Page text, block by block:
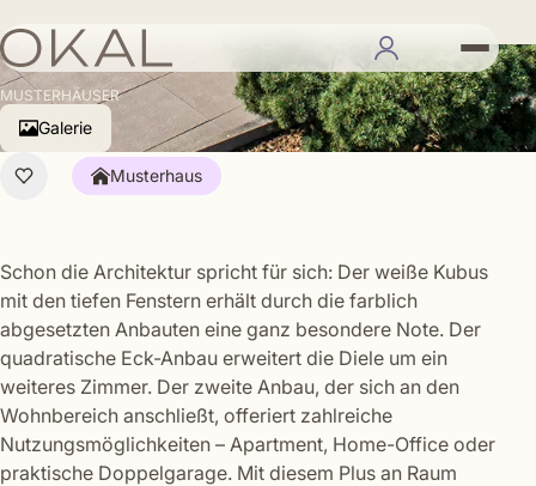
Musterhaus Leipzig
MUSTERHÄUSER
Galerie
Musterhaus
Schon die Architektur spricht für sich: Der weiße Kubus
mit den tiefen Fenstern erhält durch die farblich
abgesetzten Anbauten eine ganz besondere Note. Der
quadratische Eck-Anbau erweitert die Diele um ein
weiteres Zimmer. Der zweite Anbau, der sich an den
Wohnbereich anschließt, offeriert zahlreiche
Nutzungsmöglichkeiten – Apartment, Home-Office oder
praktische Doppelgarage. Mit diesem Plus an Raum